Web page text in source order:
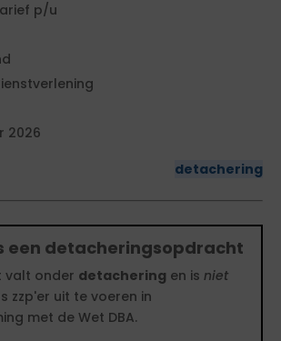
detachering
2026
een detacheringsopdracht
valt onder detachering en is niet
zzp'er uit te voeren in
met de Wet DBA.